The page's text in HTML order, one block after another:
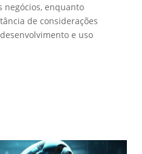
negócios, enquanto
de considerações
e uso